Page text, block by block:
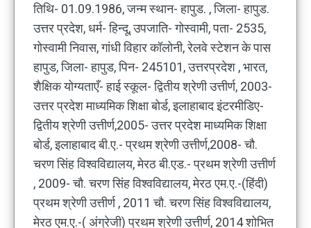
तिथि- 01.09.1986, जन्म स्थान- हापुड. , जिला- हापुड.
उत्तर प्रदेश, धर्म- हिन्दू, उपजाति- गोस्वामी, पता- 2535,
गोस्वामी निवास, गांधी विहार कॉलोनी, रेलवे स्टेशन के पास
हापुड, जिला- हापुड, पिन- 245101, उत्तरप्रदेश , भारत,
शैक्षिक योग्यताएँ- हाई स्कूल- द्वितीय श्रेणी उत्तीर्ण, 2003-
उत्तर प्रदेश माध्यमिक शिक्षा बोर्ड, इलाहाबाद इंटरमीडिए-
द्वितीय श्रेणी उत्तीर्ण,2005- उत्तर प्रदेश माध्यमिक शिक्षा
बोर्ड, इलाहाबाद बी.ए.- प्रथम श्रेणी उत्तीर्ण,2008- चौ.
चरण सिंह विश्वविद्यालय, मेरठ बी.एड.- प्रथम श्रेणी उत्तीर्ण
, 2009- चौ. चरण सिंह विश्वविद्यालय, मेरठ एम.ए.-(हिंदी)
प्रथम श्रेणी उत्तीर्ण , 2011 चौ. चरण सिंह विश्वविद्यालय,
मेरठ एम.ए.-( अंग्रेजी) प्रथम श्रेणी उत्तीर्ण, 2014 शोभित